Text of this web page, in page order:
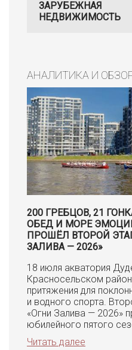
ЗАРУБЕЖНАЯ
НЕДВИЖИМОСТЬ
АНАЛИТИКА И
200 ГРЕБЦОВ, 21
ОБЕД И МОРЕ
ПРОШЁЛ ВТОРОЙ
ЗАЛИВА — 2026»
18 июля акватория
Красносельском
притяжения для
и водного спорта.
«Огни Залива — 2026»
юбилейного пятого
Читать далее